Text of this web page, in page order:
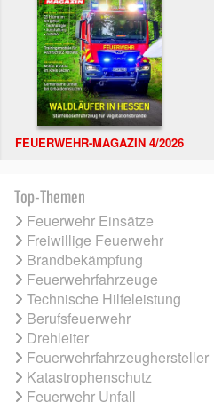
FEUERWEHR-MAGAZIN 4/2026
Top-Themen
Feuerwehr Einsätze
Freiwillige Feuerwehr
Brandbekämpfung
Feuerwehrfahrzeuge
Technische Hilfeleistung
Berufsfeuerwehr
Drehleiter
Feuerwehrfahrzeughersteller
Katastrophenschutz
Feuerwehr Unfall